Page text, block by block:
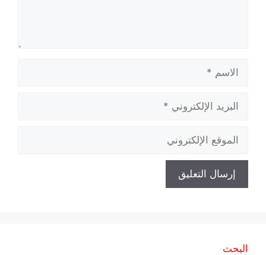
الإلكتروني
الإلكتروني
البحث